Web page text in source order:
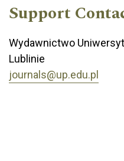
Support
Wydawnictwo
Lublinie
journals@up.edu.pl